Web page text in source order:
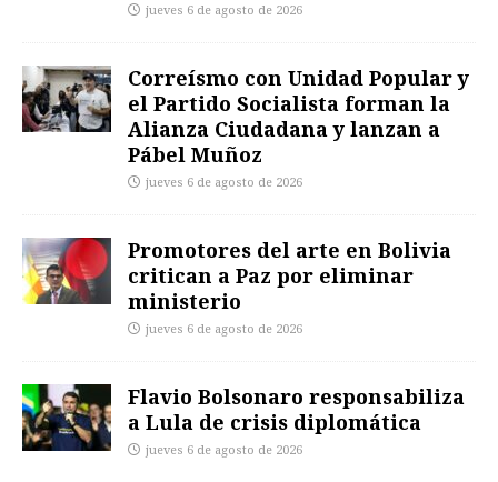
jueves 6 de agosto de 2026
Correísmo con Unidad Popular y
el Partido Socialista forman la
Alianza Ciudadana y lanzan a
Pábel Muñoz
jueves 6 de agosto de 2026
Promotores del arte en Bolivia
critican a Paz por eliminar
ministerio
jueves 6 de agosto de 2026
Flavio Bolsonaro responsabiliza
a Lula de crisis diplomática
jueves 6 de agosto de 2026